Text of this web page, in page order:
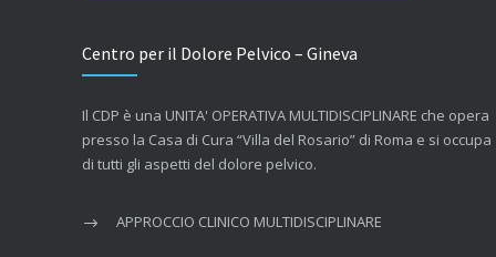
Centro per il Dolore Pelvico – Gineva
Il CDP è una UNITA' OPERATIVA MULTIDISCIPLINARE che opera
presso la Casa di Cura “Villa del Rosario” di Roma e si occupa
di tutti gli aspetti del dolore pelvico.
APPROCCIO CLINICO MULTIDISCIPLINARE